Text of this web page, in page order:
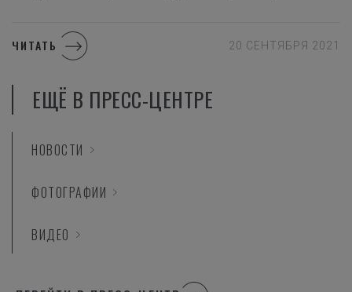
ЧИТАТЬ 20 СЕНТЯБРЯ 2021
EЩЁ В ПРЕСС-ЦЕНТРЕ
НОВОСТИ
ФОТОГРАФИИ
ВИДЕО